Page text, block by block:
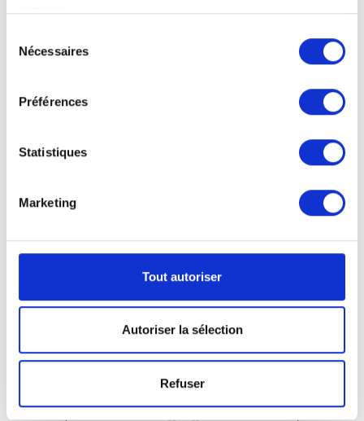
Nécessaires
Préférences
Statistiques
Marketing
Tout autoriser
Autoriser la sélection
Refuser
Portrait
DIN-Long:
9,9 à 10,5 cm L x 21,0 cm H